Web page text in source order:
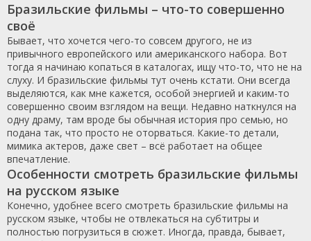
Бразильские фильмы – что-то совершенно
своё
Бывает, что хочется чего-то совсем другого, не из
привычного европейского или американского набора. Вот
тогда я начинаю копаться в каталогах, ищу что-то, что не на
слуху. И бразильские фильмы тут очень кстати. Они всегда
выделяются, как мне кажется, особой энергией и каким-то
совершенно своим взглядом на вещи. Недавно наткнулся на
одну драму, там вроде бы обычная история про семью, но
подана так, что просто не оторваться. Какие-то детали,
мимика актеров, даже свет – всё работает на общее
впечатление.
Особенности смотреть бразильские фильмы
на русском языке
Конечно, удобнее всего смотреть бразильские фильмы на
русском языке, чтобы не отвлекаться на субтитры и
полностью погрузиться в сюжет. Иногда, правда, бывает,